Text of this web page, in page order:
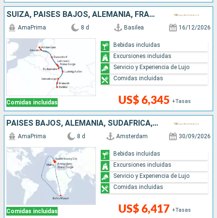
SUIZA, PAISES BAJOS, ALEMANIA, FRANCIA
Comidas incluidas
AmaPrima 8 d Basilea 16/12/2026
US$ 6,345 +Tasas
Bebidas incluidas
Excursiones incluidas
Servicio y Experiencia de Lujo
Comidas incluidas
PAISES BAJOS, ALEMANIA, SUDAFRICA, EUROPA DEL NORTE
Comidas incluidas
AmaPrima 8 d Amsterdam 30/09/2026
US$ 6,417 +Tasas
Bebidas incluidas
Excursiones incluidas
Servicio y Experiencia de Lujo
Comidas incluidas